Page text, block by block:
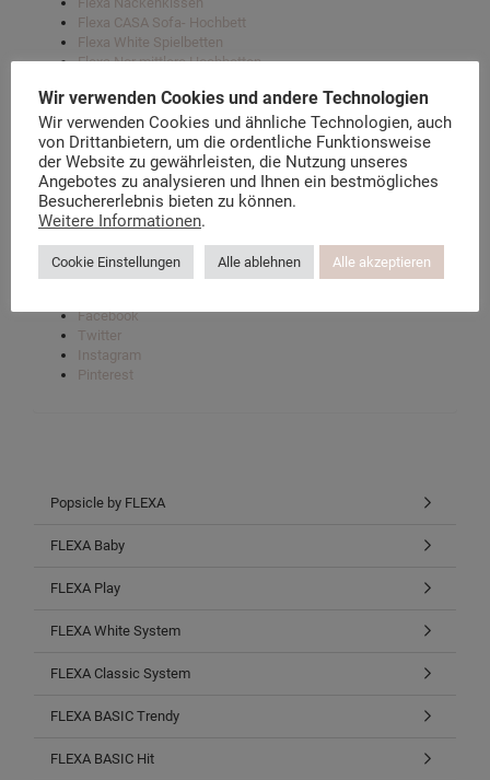
Flexa CASA Sofa- Hochbett
Flexa White Spielbetten
Flexa Nor mittlere Hochbetten
Flexa Taschen und Zubehör
Der Flexa Möbel Blog
Über kindermoebel-24.de
Datenschutzerklärung
Instagram-Datenschutz
Facebook-Datenschutz
Facebook
Twitter
Instagram
Pinterest
Popsicle by FLEXA
FLEXA Baby
FLEXA Play
FLEXA White System
FLEXA Classic System
FLEXA BASIC Trendy
FLEXA BASIC Hit
Wir verwenden Cookies und andere Technologien
Wir verwenden Cookies und ähnliche Technologien, auch
von Drittanbietern, um die ordentliche Funktionsweise
der Website zu gewährleisten, die Nutzung unseres
Angebotes zu analysieren und Ihnen ein bestmögliches
Besuchererlebnis bieten zu können.
Weitere Informationen.
Cookie Einstellungen Alle ablehnen Alle akzeptieren